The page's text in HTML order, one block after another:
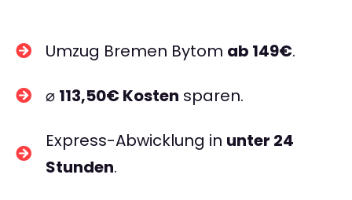
Umzug Bremen Bytom ab 149€.
⌀ 113,50€ Kosten sparen.
Express-Abwicklung in unter 24
Stunden.